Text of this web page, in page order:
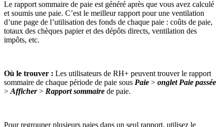
Le rapport sommaire de paie est généré après que vous avez calculé
et soumis une paie. C’est le meilleur rapport pour une ventilation
d’une page de l’utilisation des fonds de chaque paie : coûts de paie,
totaux des chèques papier et des dépôts directs, ventilation des
impôts, etc.
Où le trouver : Les utilisateurs de RH+ peuvent trouver le rapport
sommaire de chaque période de paie sous Paie > onglet Paie passée
> Afficher> Rapport sommaire de paie.
Pour regrouper plusieurs paies dans un seul rapport, utilisez le